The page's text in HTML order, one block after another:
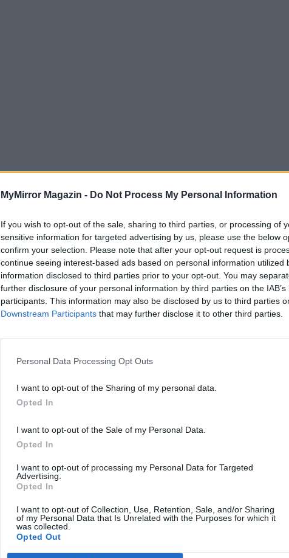
MyMirror Magazin - Do Not Process My Personal Information
If you wish to opt-out of the sale, sharing to third parties, or processing of
sensitive information for targeted advertising by us, please use the below
confirm your selection. Please note that after your opt-out request is
continue seeing interest-based ads based on personal information utilized
information disclosed to third parties prior to your opt-out. You may
further disclosure of your personal information by third parties on the
participants. This information may also be disclosed by us to third parties
Downstream Participants that may further disclose it to other third parties.
Personal Data Processing Opt Outs
I want to opt-out of the Sharing of my personal data.
Opted In
I want to opt-out of the Sale of my Personal Data.
Opted In
I want to opt-out of processing my Personal Data for Targeted
Advertising.
Opted In
I want to opt-out of Collection, Use, Retention, Sale, and/or Sharing
of my Personal Data that Is Unrelated with the Purposes for which it
was collected.
Opted Out